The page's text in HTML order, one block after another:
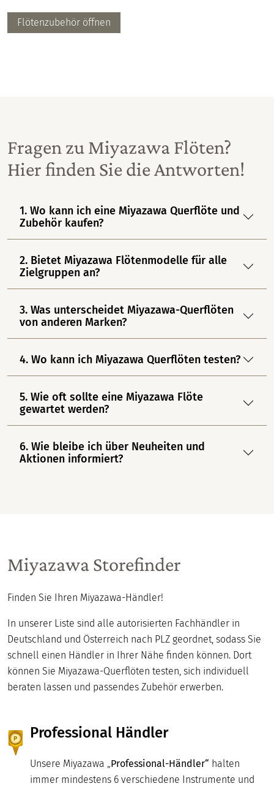
Flötenzubehör öffnen
Fragen zu Miyazawa Flöten?
Hier finden Sie die Antworten!
1. Wo kann ich eine Miyazawa Querflöte und
Zubehör kaufen?
2. Bietet Miyazawa Flötenmodelle für alle
Zielgruppen an?
3. Was unterscheidet Miyazawa-Querflöten
von anderen Marken?
4. Wo kann ich Miyazawa Querflöten testen?
5. Wie oft sollte eine Miyazawa Flöte
gewartet werden?
6. Wie bleibe ich über Neuheiten und
Aktionen informiert?
Miyazawa Storefinder
Finden Sie Ihren Miyazawa-Händler!
In unserer Liste sind alle autorisierten Fachhändler in
Deutschland und Österreich nach PLZ geordnet, sodass Sie
schnell einen Händler in Ihrer Nähe finden können. Dort
können Sie Miyazawa-Querflöten testen, sich individuell
beraten lassen und passendes Zubehör erwerben.
Professional Händler
Unsere Miyazawa „Professional-Händler“ halten
immer mindestens 6 verschiedene Instrumente und